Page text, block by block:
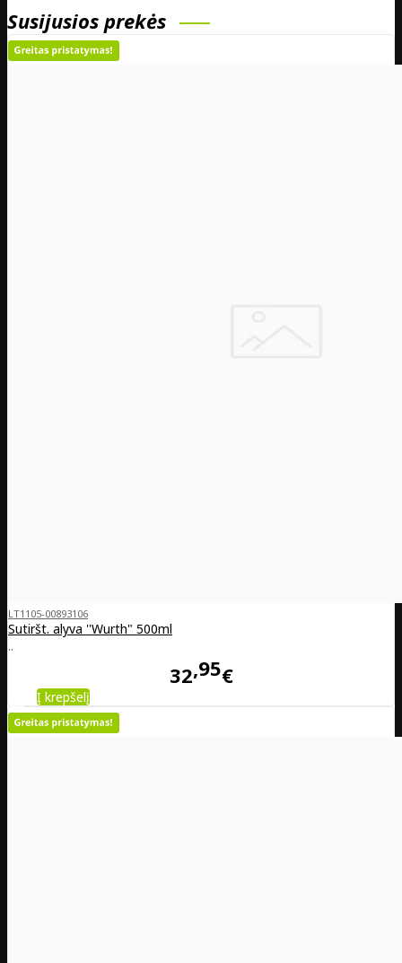
Susijusios prekės
LT1105-00893106
Sutiršt. alyva ''Wurth" 500ml
..
32 95€
Į krepšelį